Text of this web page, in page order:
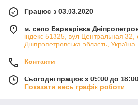
Працює з 03.03.2020
м. село Варварівка
індекс 51325, вул Центральная 32,
Дніпропетровська область, Україна
Контакти
Сьогодні працює з 09:00 до 18:00
Показати весь графік роботи